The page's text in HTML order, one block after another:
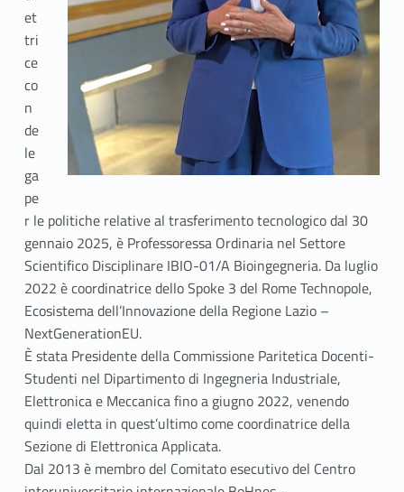
o
n
f
o
r
t
o
et
tri
ce
co
n
de
le
ga
pe
r le politiche relative al trasferimento tecnologico dal 30
gennaio 2025, è Professoressa Ordinaria nel Settore
Scientifico Disciplinare IBIO-01/A Bioingegneria. Da luglio
2022 è coordinatrice dello Spoke 3 del Rome Technopole,
Ecosistema dell’Innovazione della Regione Lazio –
NextGenerationEU.
È stata Presidente della Commissione Paritetica Docenti-
Studenti nel Dipartimento di Ingegneria Industriale,
Elettronica e Meccanica fino a giugno 2022, venendo
quindi eletta in quest’ultimo come coordinatrice della
Sezione di Elettronica Applicata.
Dal 2013 è membro del Comitato esecutivo del Centro